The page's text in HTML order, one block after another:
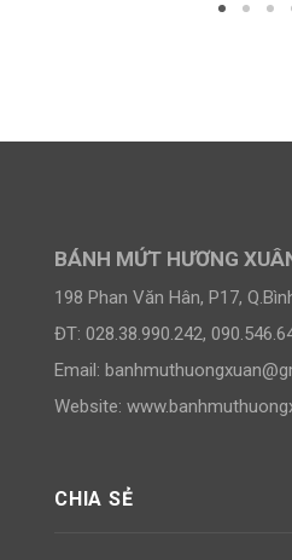
BÁNH MỨT HƯƠNG
198 Phan Văn Hân, P17,
ĐT: 028.38.990.242,
Email:
Website:
CHIA SẺ